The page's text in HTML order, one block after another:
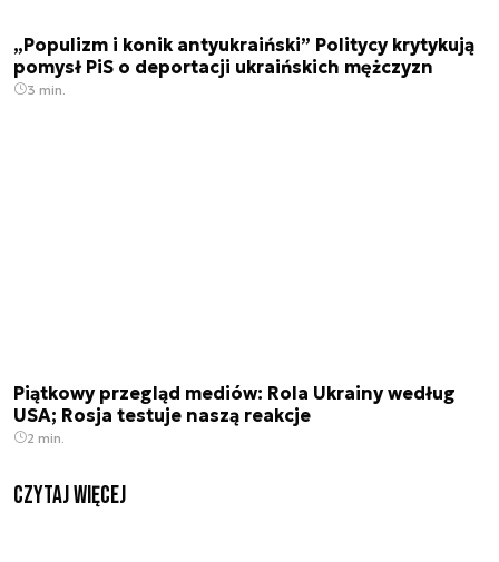
„Populizm i konik antyukraiński” Politycy krytykują
pomysł PiS o deportacji ukraińskich mężczyzn
3 min.
Piątkowy przegląd mediów: Rola Ukrainy według
USA; Rosja testuje naszą reakcje
2 min.
czytaj więcej